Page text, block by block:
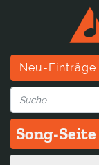
Neu-Einträge
Song-Seite